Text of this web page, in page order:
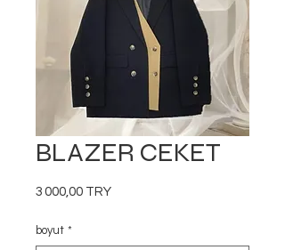
BLAZER CEKET
3 000,00 TRYPrix
boyut *